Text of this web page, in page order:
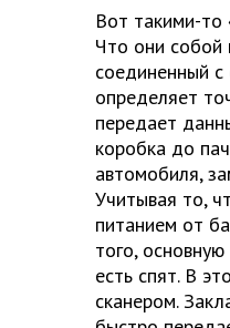
Вот такими-то
Что они собой
соединенный
определяет
передает
коробка до
автомобиля,
Учитывая то,
питанием от
того,
есть спят. В
сканером.